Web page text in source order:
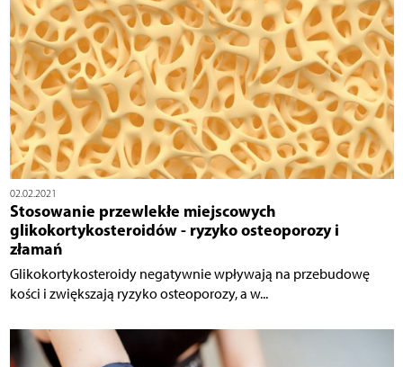
02.02.2021
Stosowanie przewlekłe miejscowych
glikokortykosteroidów - ryzyko osteoporozy i
złamań
Glikokortykosteroidy negatywnie wpływają na przebudowę
kości i zwiększają ryzyko osteoporozy, a w...